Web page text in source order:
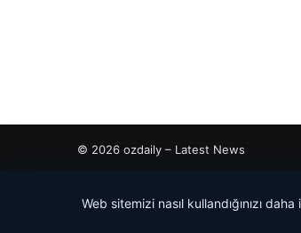
© 2026 ozdaily – Latest News
Web sitemizi nasıl kullandığınızı